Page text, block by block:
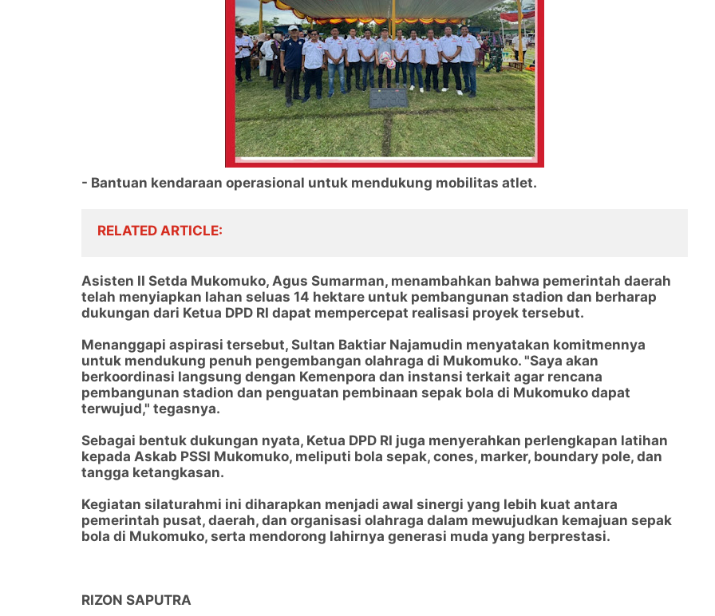
- Bantuan kendaraan operasional untuk mendukung mobilitas atlet.
RELATED ARTICLE
Asisten II Setda Mukomuko, Agus Sumarman, menambahkan bahwa pemerintah daerah
telah menyiapkan lahan seluas 14 hektare untuk pembangunan stadion dan berharap
dukungan dari Ketua DPD RI dapat mempercepat realisasi proyek tersebut.
Menanggapi aspirasi tersebut, Sultan Baktiar Najamudin menyatakan komitmennya
untuk mendukung penuh pengembangan olahraga di Mukomuko. "Saya akan
berkoordinasi langsung dengan Kemenpora dan instansi terkait agar rencana
pembangunan stadion dan penguatan pembinaan sepak bola di Mukomuko dapat
terwujud," tegasnya.
Sebagai bentuk dukungan nyata, Ketua DPD RI juga menyerahkan perlengkapan latihan
kepada Askab PSSI Mukomuko, meliputi bola sepak, cones, marker, boundary pole, dan
tangga ketangkasan.
Kegiatan silaturahmi ini diharapkan menjadi awal sinergi yang lebih kuat antara
pemerintah pusat, daerah, dan organisasi olahraga dalam mewujudkan kemajuan sepak
bola di Mukomuko, serta mendorong lahirnya generasi muda yang berprestasi.
RIZON SAPUTRA